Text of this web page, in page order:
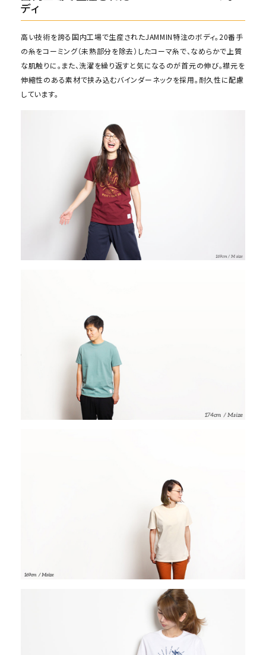
ディ
高い技術を誇る国内工場で生産されたJAMMIN特注のボディ。20番手
の糸をコーミング（未熟部分を除去）したコーマ糸で、なめらかで上質
な肌触りに。また、洗濯を繰り返すと気になるのが首元の伸び。襟元を
伸縮性のある素材で挟み込むバインダーネックを採用。耐久性に配慮
しています。